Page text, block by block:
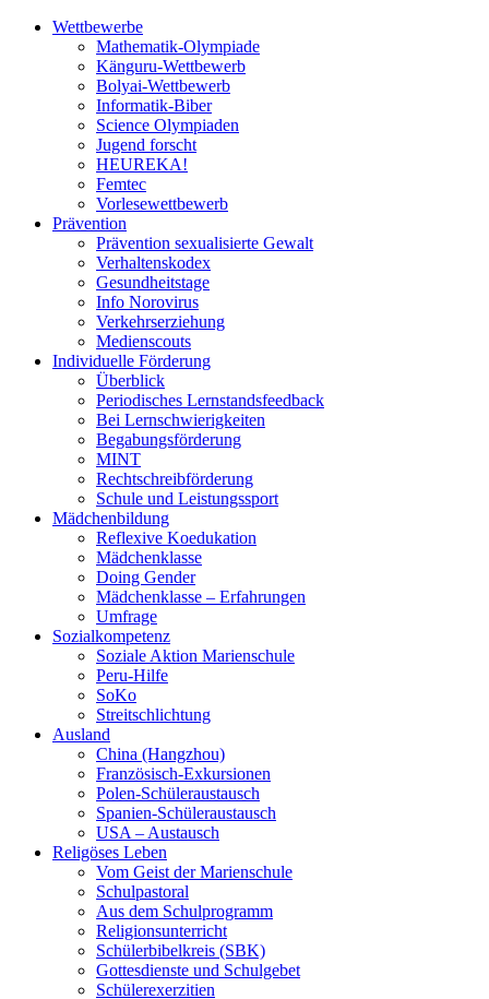
Wettbewerbe
Mathematik-Olympiade
Känguru-Wettbewerb
Bolyai-Wettbewerb
Informatik-Biber
Science Olympiaden
Jugend forscht
HEUREKA!
Femtec
Vorlesewettbewerb
Prävention
Prävention sexualisierte Gewalt
Verhaltenskodex
Gesundheitstage
Info Norovirus
Verkehrserziehung
Medienscouts
Individuelle Förderung
Überblick
Periodisches Lernstandsfeedback
Bei Lernschwierigkeiten
Begabungsförderung
MINT
Rechtschreibförderung
Schule und Leistungssport
Mädchenbildung
Reflexive Koedukation
Mädchenklasse
Doing Gender
Mädchenklasse – Erfahrungen
Umfrage
Sozialkompetenz
Soziale Aktion Marienschule
Peru-Hilfe
SoKo
Streitschlichtung
Ausland
China (Hangzhou)
Französisch-Exkursionen
Polen-Schüleraustausch
Spanien-Schüleraustausch
USA – Austausch
Religöses Leben
Vom Geist der Marienschule
Schulpastoral
Aus dem Schulprogramm
Religionsunterricht
Schülerbibelkreis (SBK)
Gottesdienste und Schulgebet
Schülerexerzitien